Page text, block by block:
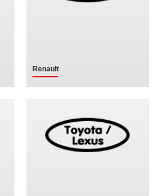
Renault